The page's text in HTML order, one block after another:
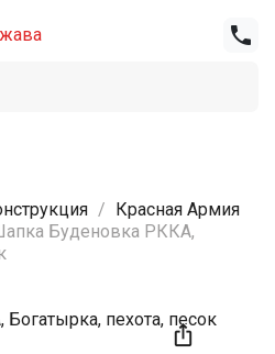

Красная Армия
Буденовка РККА,
